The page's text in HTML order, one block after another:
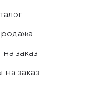
заказ
заказ